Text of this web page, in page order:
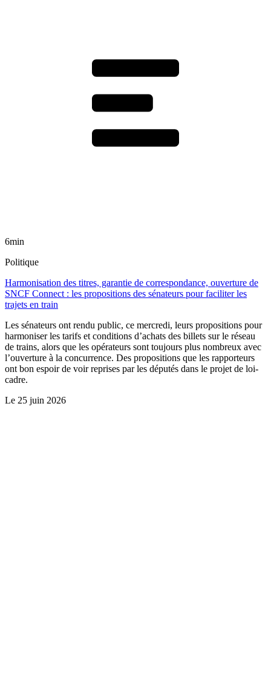
6min
Politique
Harmonisation des titres, garantie de correspondance, ouverture de
SNCF Connect : les propositions des sénateurs pour faciliter les
trajets en train
Les sénateurs ont rendu public, ce mercredi, leurs propositions pour
harmoniser les tarifs et conditions d’achats des billets sur le réseau
de trains, alors que les opérateurs sont toujours plus nombreux avec
l’ouverture à la concurrence. Des propositions que les rapporteurs
ont bon espoir de voir reprises par les députés dans le projet de loi-
cadre.
Le 25 juin 2026